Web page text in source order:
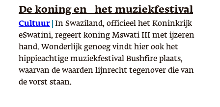
De koning en het muziekfestival
Cultuur
In Swaziland, officieel het Koninkrijk
eSwatini, regeert koning Mswati III met ijzeren
hand. Wonderlijk genoeg vindt hier ook het
hippieachtige muziekfestival Bushfire plaats,
waarvan de waarden lijnrecht tegenover die van
de vorst staan.